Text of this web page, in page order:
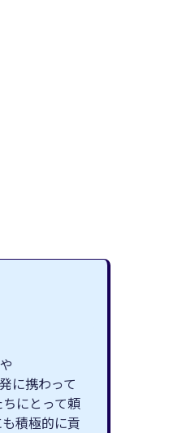
に携わって
にとって頼
積極的に貢